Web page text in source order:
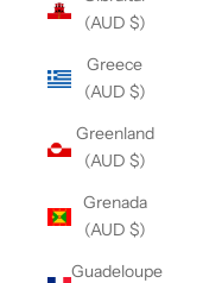
(AUD $)
Greece
(AUD $)
Greenland
(AUD $)
Grenada
(AUD $)
Guadeloupe